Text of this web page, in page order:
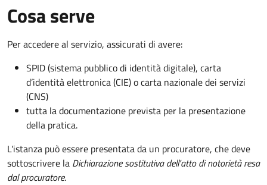
Cosa serve
Per accedere al servizio, assicurati di avere:
SPID (sistema pubblico di identità digitale), carta
d’identità elettronica (CIE) o carta nazionale dei servizi
(CNS)
tutta la documentazione prevista per la presentazione
della pratica.
L'istanza può essere presentata da un procuratore, che deve
sottoscrivere la Dichiarazione sostitutiva dell'atto di notorietà resa
dal procuratore.